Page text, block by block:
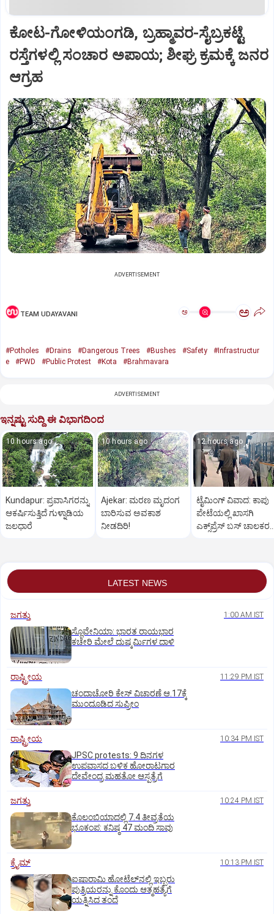
ಕೋಟ-ಗೋಳಿಯಂಗಡಿ, ಬ್ರಹ್ಮಾವರ-ಸೈಬ್ರಕಟ್ಟೆ
ರಸ್ತೆಗಳಲ್ಲಿ ಸಂಚಾರ ಅಪಾಯ; ಶೀಘ್ರ ಕ್ರಮಕ್ಕೆ ಜನರ
ಆಗ್ರಹ
ADVERTISEMENT
TEAM UDAYAVANI ಅ ಅ
#Potholes #Drains #Dangerous Trees #Bushes #Safety
#Infrastructur
e
#PWD #Public Protest #Kota #Brahmavara
ADVERTISEMENT
ಇನ್ನಷ್ಟು ಸುದ್ದಿ ಈ ವಿಭಾಗದಿಂದ
10 hours ago
Kundapur: ಪ್ರವಾಸಿಗರನ್ನು
ಆಕರ್ಷಿಸುತ್ತಿದೆ ಗುಳ್ನಾಡಿಯ
ಜಲಧಾರೆ
10 hours ago
Ajekar: ಮರಣ ಮೃದಂಗ
ಬಾರಿಸುವ ಅವಕಾಶ
ನೀಡದಿರಿ!
12 hours ago
ಟೈಮಿಂಗ್‌ ವಿವಾದ: ಕಾಪು
ಪೇಟೆಯಲ್ಲಿ ಖಾಸಗಿ
ಎಕ್ಸ್‌ಪ್ರೆಸ್ ಬಸ್‌ ಚಾಲಕರ
LATEST NEWS
ಜಗತ್ತು 1:00 AM IST
ಸ್ಲೊವೇನಿಯಾ: ಭಾರತ ರಾಯಭಾರ
ಕಚೇರಿ ಮೇಲೆ ದುಷ್ಕರ್ಮಿಗಳ ದಾಳಿ
ರಾಷ್ಟ್ರೀಯ 11:29 PM IST
ಚಂದಾಚೋರಿ ಕೇಸ್‌ ವಿಚಾರಣೆ ಆ.17ಕ್ಕೆ
ಮುಂದೂಡಿದ ಸುಪ್ರೀಂ
ರಾಷ್ಟ್ರೀಯ 10:34 PM IST
JPSC protests: 9 ದಿನಗಳ
ಉಪವಾಸದ ಬಳಿಕ ಹೋರಾಟಗಾರ
ದೇವೇಂದ್ರ ಮಹತೋ ಆಸ್ಪತ್ರೆಗೆ
ಜಗತ್ತು 10:24 PM IST
ಕೊಲಂಬಿಯಾದಲ್ಲಿ 7.4 ತೀವ್ರತೆಯ
ಭೂಕಂಪ: ಕನಿಷ್ಠ 47 ಮಂದಿ ಸಾವು
ಕ್ರೈಮ್ 10:13 PM IST
ಐಷಾರಾಮಿ ಹೋಟೆಲ್‌ನಲ್ಲಿ ಇಬ್ಬರು
ಪುತ್ರಿಯರನ್ನು ಕೊಂದು ಆತ್ಮಹತ್ಯೆಗೆ
ಯತ್ನಿಸಿದ ತಂದೆ